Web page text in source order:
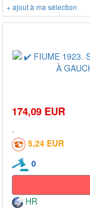
+ ajout à ma sélection
174,09 EUR
5,24 EUR
0
HR